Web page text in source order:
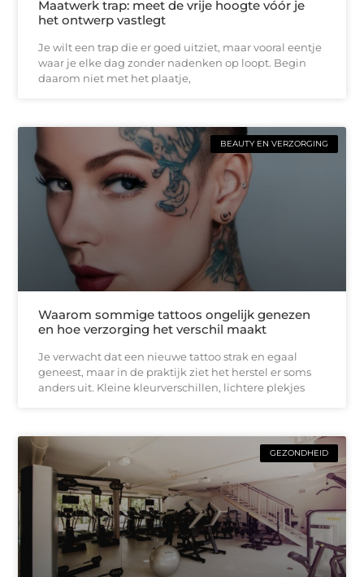
Maatwerk trap: meet de vrije hoogte vóór je
het ontwerp vastlegt
Je wilt een trap die er goed uitziet, maar vooral eentje
waar je elke dag zonder nadenken op loopt. Begin
daarom niet met het plaatje,
BEAUTY EN VERZORGING
Waarom sommige tattoos ongelijk genezen
en hoe verzorging het verschil maakt
Je verwacht dat een nieuwe tattoo strak en egaal
geneest, maar in de praktijk ziet het herstel er soms
anders uit. Kleine kleurverschillen, lichtere plekjes
GEZONDHEID